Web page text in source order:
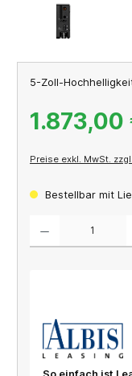
5-Zoll-
1.873,00
Preise exkl. MwSt.
Bestellbar mit